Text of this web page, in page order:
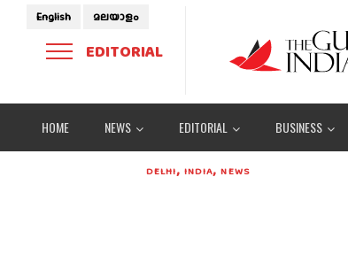
English മലയാളം
EDITORIAL
HOME NEWS EDITORIAL BUSINESS
DELHI, INDIA,NEWS